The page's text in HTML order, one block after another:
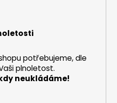
potřebujeme, dle
plnoletost.
neukládáme!